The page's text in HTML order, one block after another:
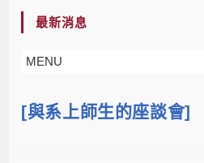
最新消息
MENU
[與系上師生的座談會]